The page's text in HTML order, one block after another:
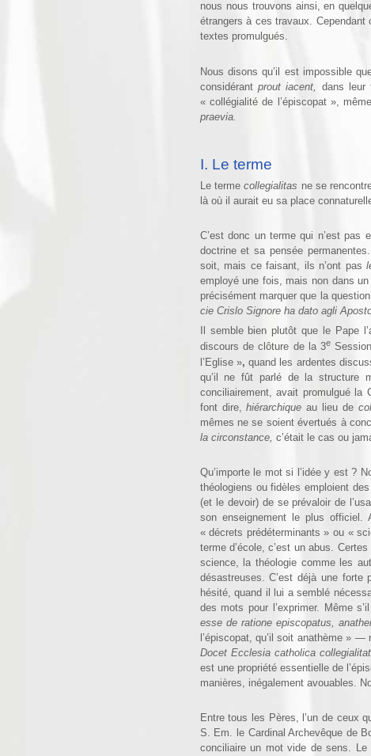
nous nous trouvons ainsi, en
étrangers à ces tra­vaux. Cependant
textes promulgués.
Nous disons qu’il est impossible
considérantprout iacent, dans leur
« collégialité de l’épiscopat »,
praevia.
I. Le terme
Le termecollegialitas ne se
là où il aurait eu sa place
C’est donc un terme qui n’est
doctrine et sa pensée
soit, mais ce faisant, ils n’ont pas
employé une fois, mais non dans
précisément marquer que la
cie Crislo Signo­re ha dato agli
Il semble bien plutôt que le Pape
discours de clôture de la 3e
l’Eglise »,quand les ardentes
qu’il ne fût parlé de la structure
conciliairement, avait promul­gué la
font dire,hiérarchiqueau lieu de
mêmes ne se soient évertués à
la circonstance, c’était le cas ou
Qu’importe le mot si l’idée y est ?
théologiens ou fidèles emploient
(et le devoir) de se prévaloir de
son enseignement le plus officiel.
« décrets prédétermi­nants » ou «
terme d’école, c’est un abus.
science, la théologie comme les
désastreuses. C’est déjà une forte
hésité, quand il lui a semblé
des mots pour l’exprimer. Même
esse de ratione episcopatus,
l’épiscopat, qu’il soit anathème »
Docet Ecclesia catholica
est une propriété essentielle de
manières, inégalement avouables.
Entre tous les Pères, l’un de ceux
S. Em. le Cardinal Archevêque de
conciliaire un mot vide de sens. Le